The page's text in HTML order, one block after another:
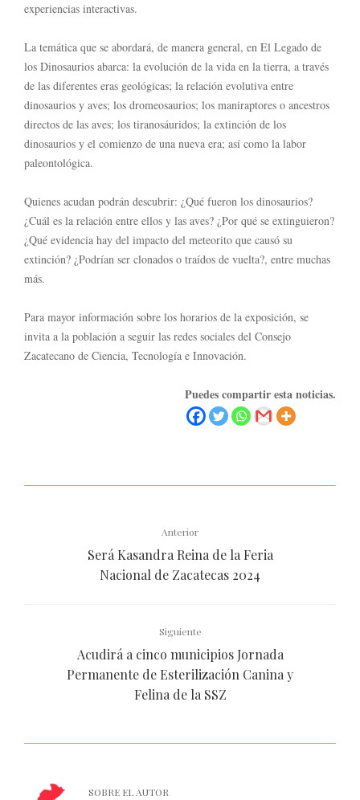
experiencias interactivas.
La temática que se abordará, de manera general, en El Legado de
los Dinosaurios abarca: la evolución de la vida en la tierra, a través
de las diferentes eras geológicas; la relación evolutiva entre
dinosaurios y aves; los dromeosaurios; los maniraptores o ancestros
directos de las aves; los tiranosáuridos; la extinción de los
dinosaurios y el comienzo de una nueva era; así como la labor
paleontológica.
Quienes acudan podrán descubrir: ¿Qué fueron los dinosaurios?
¿Cuál es la relación entre ellos y las aves? ¿Por qué se extinguieron?
¿Qué evidencia hay del impacto del meteorito que causó su
extinción? ¿Podrían ser clonados o traídos de vuelta?, entre muchas
más.
Para mayor información sobre los horarios de la exposición, se
invita a la población a seguir las redes sociales del Consejo
Zacatecano de Ciencia, Tecnología e Innovación.
Puedes compartir esta noticias.
Anterior
Será Kasandra Reina de la Feria
Nacional de Zacatecas 2024
Siguiente
Acudirá a cinco municipios Jornada
Permanente de Esterilización Canina y
Felina de la SSZ
SOBRE EL AUTOR